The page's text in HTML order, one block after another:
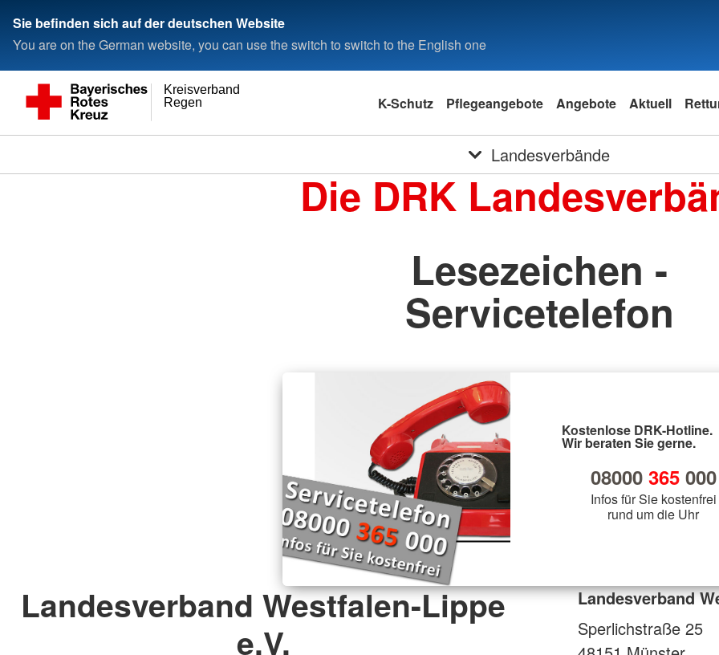
Sie befinden sich auf der deutschen Website
You are on the German website, you can use the switch to switch to the English one
Regen
Kreisverband
K-Schutz Pflegeangebote Angebote Aktuell
Landesverbände
Die DRK
Lesezeichen -
Servicetelefon
Kostenlose DRK-Hotline.
Wir beraten Sie gerne.
08000 365000
Infos für Sie kostenfrei
rund um die Uhr
Landesverband Westfalen-Lippe
e.V.
Landesverband
Sperlichstraße 25